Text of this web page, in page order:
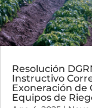
Resolución
Instructivo
Exoneración de
Equipos de